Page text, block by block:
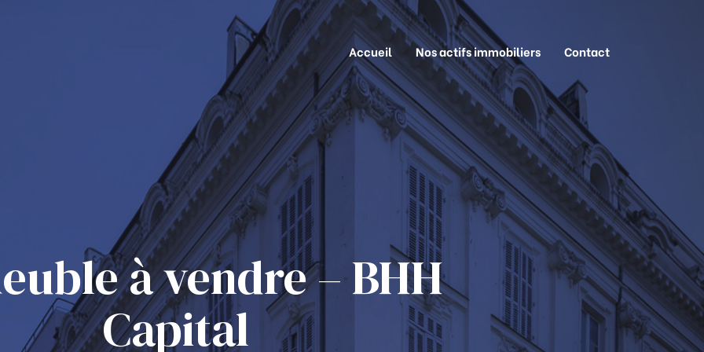
Accueil Nos actifs immobiliers Contact
à vendre – BHH
Capital